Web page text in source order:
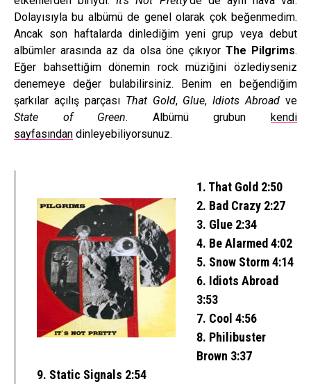
Dolayısıyla bu albümü de genel olarak çok beğenmedim.
Ancak son haftalarda dinlediğim yeni grup veya debut
albümler arasında az da olsa öne çıkıyor The Pilgrims.
Eğer bahsettiğim dönemin rock müziğini özlediyseniz
denemeye değer bulabilirsiniz. Benim en beğendiğim
şarkılar açılış parçası That Gold, Glue,Idiots Abroad ve
State of Green. Albümü grubunkendi
sayfasından dinleyebiliyorsunuz.
1. That Gold 2:50
2. Bad Crazy 2:27
3. Glue 2:34
4. Be Alarmed 4:02
5. Snow Storm 4:14
6. Idiots Abroad
3:53
7. Cool 4:56
8. Philibuster
Brown 3:37
9. Static Signals 2:54